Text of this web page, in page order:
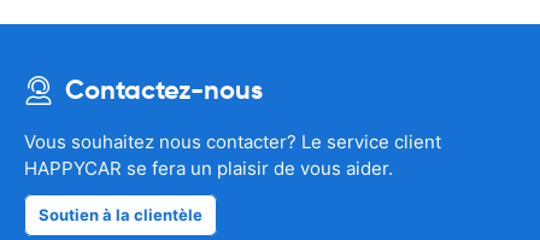
Contactez-nous
Vous souhaitez nous contacter? Le service client
HAPPYCAR se fera un plaisir de vous aider.
Soutien à la clientèle